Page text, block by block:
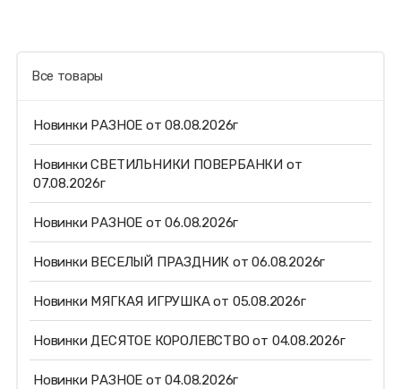
Все товары
Новинки РАЗНОЕ от 08.08.2026г
Новинки СВЕТИЛЬНИКИ ПОВЕРБАНКИ от
07.08.2026г
Новинки РАЗНОЕ от 06.08.2026г
Новинки ВЕСЕЛЫЙ ПРАЗДНИК от 06.08.2026г
Новинки МЯГКАЯ ИГРУШКА от 05.08.2026г
Новинки ДЕСЯТОЕ КОРОЛЕВСТВО от 04.08.2026г
Новинки РАЗНОЕ от 04.08.2026г